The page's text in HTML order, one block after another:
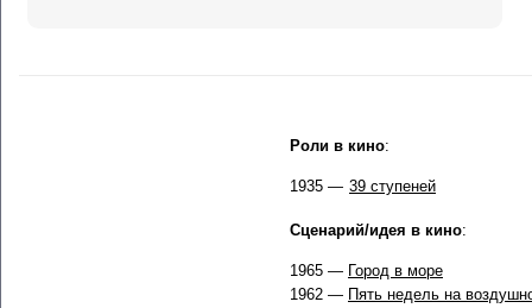
Роли в кино:
1935 — 39 ступеней
Сценарий/идея в кино:
1965 — Город в море
1962 — Пять недель на